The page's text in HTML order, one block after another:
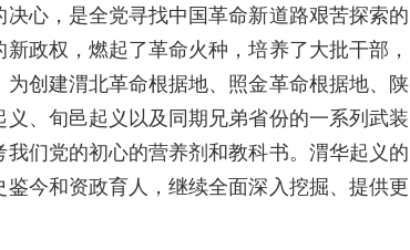
心，是全党寻找中国革命新道路艰苦探索的
政权，燃起了革命火种，培养了大批干部，
创建渭北革命根据地、照金革命根据地、陕
、旬邑起义以及同期兄弟省份的一系列武装
们党的初心的营养剂和教科书。渭华起义的
今和资政育人，继续全面深入挖掘、提供更